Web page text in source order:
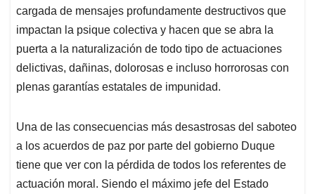
cargada de mensajes profundamente destructivos que
impactan la psique colectiva y hacen que se abra la
puerta a la naturalización de todo tipo de actuaciones
delictivas, dañinas, dolorosas e incluso horrorosas con
plenas garantías estatales de impunidad.
Una de las consecuencias más desastrosas del saboteo
a los acuerdos de paz por parte del gobierno Duque
tiene que ver con la pérdida de todos los referentes de
actuación moral. Siendo el máximo jefe del Estado